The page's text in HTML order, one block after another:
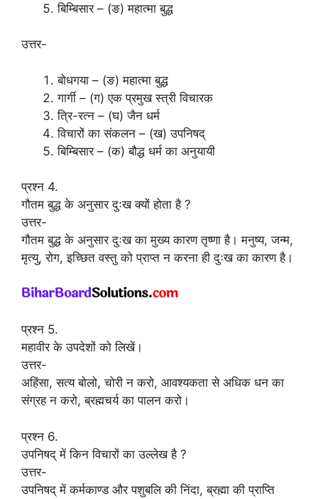
बिम्बिसार – (ङ) महात्मा बुद्ध
उत्तर-
बोधगया – (ङ) महात्मा बुद्ध
गार्गी – (ग) एक प्रमुख स्त्री विचारक
त्रि-रत्न – (घ) जैन धर्म
विचारों का संकलन – (ख) उपनिषद्
बिम्बिसार – (क) बौद्ध धर्म का अनुयायी
प्रश्न 4.
गौतम बुद्ध के अनुसार दुःख क्यों होता है ?
उत्तर-
गौतम बुद्ध के अनुसार दुःख का मुख्य कारण तृष्णा है। मनुष्य, जन्म,
मृत्यु, रोग, इच्छित वस्तु को प्राप्त न करना ही दुःख का कारण है।
प्रश्न 5.
महावीर के उपदेशों को लिखें।
उत्तर-
अहिंसा, सत्य बोलो, चोरी न करो, आवश्यकता से अधिक धन का
संग्रह न करो, ब्रह्मचर्य का पालन करो।
प्रश्न 6.
उपनिषद् में किन विचारों का उल्लेख है ?
उत्तर-
उपनिषद् में कर्मकाण्ड और पशुबलि की निंदा, ब्रह्मा की प्राप्ति